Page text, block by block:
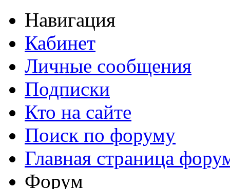
Навигация
Кабинет
Личные сообщения
Подписки
Кто на сайте
Поиск по форуму
Главная страница
Форум